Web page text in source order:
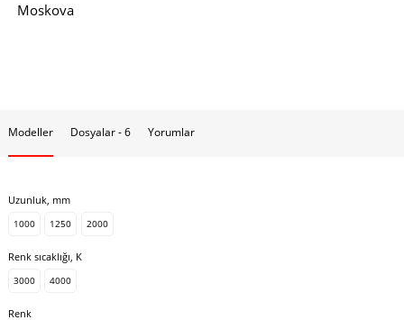
Moskova
Modeller Dosyalar - 6 Yorumlar
Uzunluk, mm
1000 1250 2000
Renk sıcaklığı, K
3000 4000
Renk